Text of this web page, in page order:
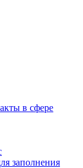
в сфере
заполнения